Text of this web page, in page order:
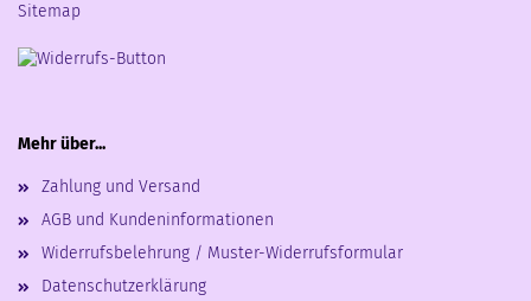
Sitemap
Mehr über...
Zahlung und Versand
AGB und Kundeninformationen
Widerrufsbelehrung / Muster-Widerrufsformular
Datenschutzerklärung